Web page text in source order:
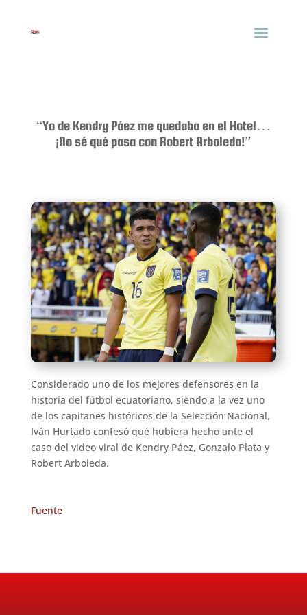
“Yo de Kendry Páez me quedaba en el Hotel…
¡No sé qué pasa con Robert Arboleda!”
Considerado uno de los mejores defensores en la
historia del fútbol ecuatoriano, siendo a la vez uno
de los capitanes históricos de la Selección Nacional,
Iván Hurtado confesó qué hubiera hecho ante el
caso del video viral de Kendry Páez, Gonzalo Plata y
Robert Arboleda.
Fuente